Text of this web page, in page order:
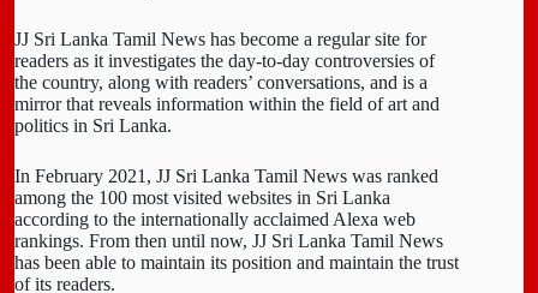
JJ Sri Lanka Tamil News has become a regular site for
readers as it investigates the day-to-day controversies of
the country, along with readers’ conversations, and is a
mirror that reveals information within the field of art and
politics in Sri Lanka.
In February 2021, JJ Sri Lanka Tamil News was ranked
among the 100 most visited websites in Sri Lanka
according to the internationally acclaimed Alexa web
rankings. From then until now, JJ Sri Lanka Tamil News
has been able to maintain its position and maintain the trust
of its readers.